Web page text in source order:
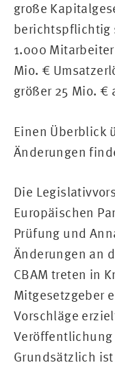
große
berichtspflichtig
1.000
Mio. €
größer 25 Mio. €
Einen Überblick
Änderungen
Die
Europäischen
Prüfung und
Änderungen an
CBAM treten in
Mitgesetzgeber
Vorschläge
Veröffentlichung
Grundsätzlich